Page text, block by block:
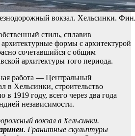
вокзал. Хельсинки.
стиль, сплавив
формы с архитектурой
сочетавшийся с общим
архитектуры того периода.
работа — Центральный
в Хельсинки, строительство
в 1919 году, всего через два года
независимости.
вокзал в Хельсинки.
. Гранитные скульптуры